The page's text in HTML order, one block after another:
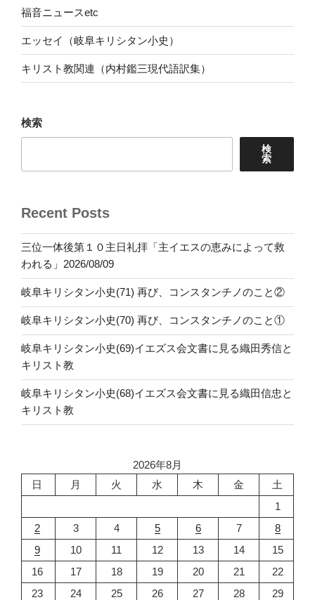
福音ニュースetc
エッセイ（岐阜キリシタン小史）
キリスト教関連（内村鑑三現代語訳集）
検索
検
索
Recent Posts
三位一体後第１０主日礼拝「主イエスの恵みによって救
われる」2026/08/09
岐阜キリシタン小史(71) 再び、コンスタンチノのこと②
岐阜キリシタン小史(70) 再び、コンスタンチノのこと①
岐阜キリシタン小史(69)イエズス会文書に見る織田秀信と
キリスト教
岐阜キリシタン小史(68)イエズス会文書に見る織田信忠と
キリスト教
2026年8月
日
月 火 水 木 金
土
1
2
3 4 5 6 7
8
9
10 11 12 13 14
15
16
17 18 19 20 21
22
23
24 25 26 27 28
29